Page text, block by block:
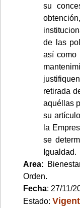
su
de las
así como
retirada
aquéllas
su
la
se
Igualdad.
Area:
Orden.
Fecha: 27/11/
Estado: